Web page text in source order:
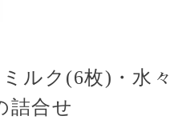
ルク(6枚)・水々
詰合せ